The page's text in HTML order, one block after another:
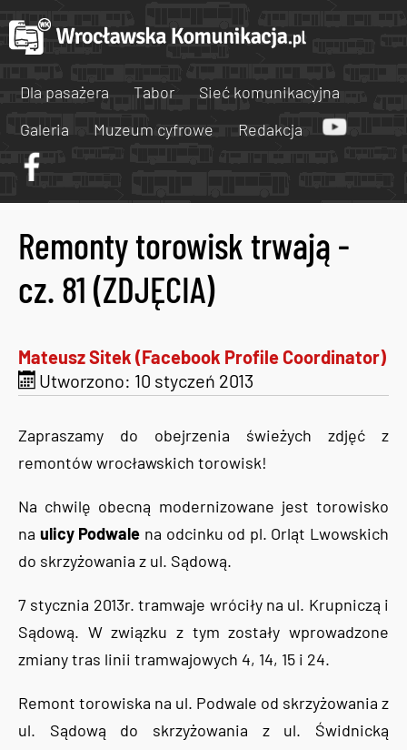
Dla pasażera Tabor
Sieć komunikacyjna
Galeria
Muzeum cyfrowe Redakcja
Remonty torowisk trwają -
cz. 81 (ZDJĘCIA)
Mateusz Sitek (Facebook Profile Coordinator)
Utworzono: 10 styczeń 2013
Zapraszamy do obejrzenia świeżych zdjęć z
remontów wrocławskich torowisk!
Na chwilę obecną modernizowane jest torowisko
na ulicy Podwale na odcinku od pl. Orląt Lwowskich
do skrzyżowania z ul. Sądową.
7 stycznia 2013r. tramwaje wróciły na ul. Krupniczą i
Sądową. W związku z tym zostały wprowadzone
zmiany tras linii tramwajowych 4, 14, 15 i 24.
Remont torowiska na ul. Podwale od skrzyżowania z
ul. Sądową do skrzyżowania z ul. Świdnicką